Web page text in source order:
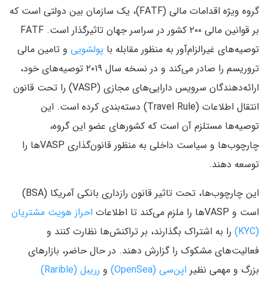
گروه ویژه اقدامات مالی (FATF)، یک سازمان بین دولتی است که
بر قوانین مالی ۲۰۰ کشور در سراسر جهان تاثیرگذار است. FATF
توصیه‌های غیرالزام‌آور به منظور مقابله با پولشویی و تامین مالی
تروریسم را صادر می‌کند و در نسخه سال ۲۰۱۹ توصیه‌های خود،
ارائه‌دهندگان سرویس دارایی‌های مجازی (VASP) را تحت قانون
انتقال اطلاعات (Travel Rule) دسته‌بندی کرده است. این
توصیه‌ها مستلزم آن است که کشورهای عضو این گروه،
چارچوب‌ها و سیاست داخلی به منظور قانون‌گذاری VASPها را
توسعه دهند.
این چارچوب‌ها، تحت تاثیر قانون رازداری بانکی آمریکا (BSA)
است و VASPها را ملزم می‌کند تا اطلاعات
احراز هویت مشتریان
(KYC)
را به اشتراک بگذارند، بر تراکنش‌ها نظارت کنند و
فعالیت‌های مشکوک را گزارش دهند. در حال حاضر، بازارهای
بزرگ و مهمی نظیر اپن‌سی (OpenSea) و رریبل (Rarible)